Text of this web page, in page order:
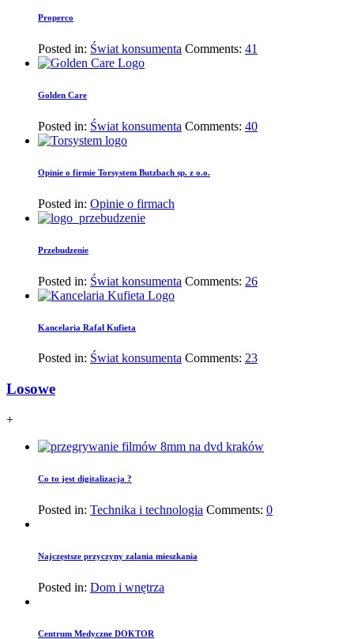
Properco
Posted in: Świat konsumenta Comments: 41
Golden Care
Posted in: Świat konsumenta Comments: 40
Opinie o firmie Torsystem Butzbach sp. z o.o.
Posted in: Opinie o firmach
Przebudzenie
Posted in: Świat konsumenta Comments: 26
Kancelaria Rafał Kufieta
Posted in: Świat konsumenta Comments: 23
Losowe
+
Co to jest digitalizacja ?
Posted in: Technika i technologia Comments: 0
Najczęstsze przyczyny zalania mieszkania
Posted in: Dom i wnętrza
Centrum Medyczne DOKTOR